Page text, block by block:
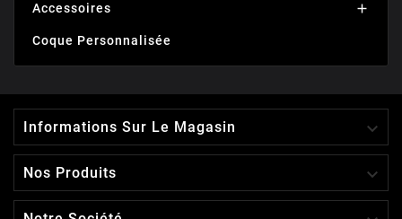
Accessoires 
Coque Personnalisée
Informations Sur Le Magasin 
Nos Produits 